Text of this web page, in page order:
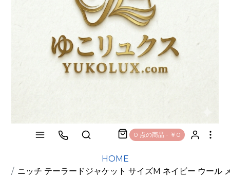
0 点の商品 - ￥0
HOME
ニッチ テーラードジャケット サイズM ネイビー ウール